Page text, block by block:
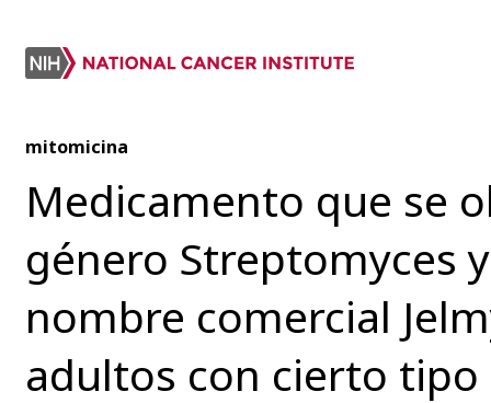
mitomicina
Medicamento que se
género Streptomyces
nombre comercial
adultos con cierto